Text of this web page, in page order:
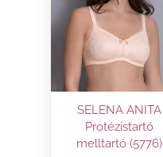
SELENA ANITA
Protézistartó
melltartó (5776)